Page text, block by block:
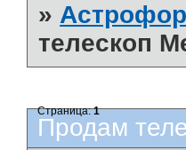
»
телескоп
Продам
Страница:1